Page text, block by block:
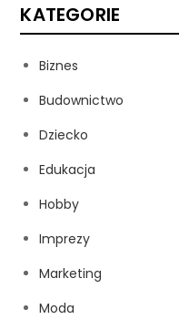
KATEGORIE
Biznes
Budownictwo
Dziecko
Edukacja
Hobby
Imprezy
Marketing
Moda